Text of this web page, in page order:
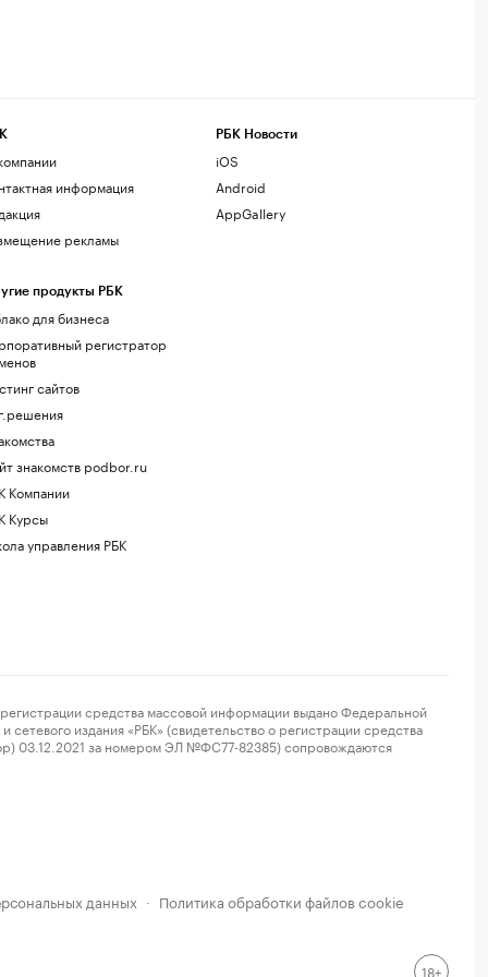
информация
рекламы
продукты РБК
для бизнеса
регистратор
сайтов
знакомств podbor.ru
Компании
Курсы
управления РБК
РБК Новости
iOS
Android
AppGallery
средства массовой информации выдано Федеральной
издания «РБК» (свидетельство о регистрации средства
03.12.2021 за номером ЭЛ №ФС77-82385) сопровождаются
данных · Политика обработки файлов cookie
18+